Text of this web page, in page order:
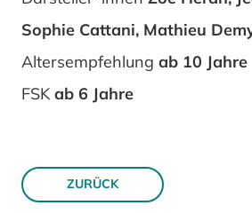
Sophie Cattani, Mathieu
Altersempfehlung ab 10 Jahre
FSK ab 6 Jahre
ZURÜCK